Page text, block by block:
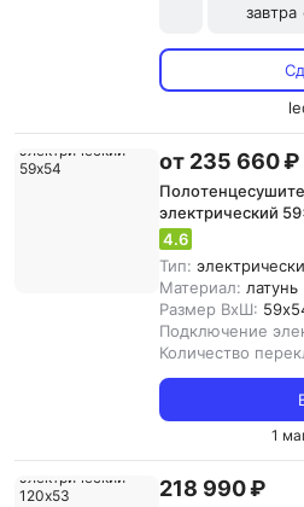
завтра
от 235 660 ₽
электрический
4.6
Тип:
Материал: латунь
Размер ВхШ:
Подключение
Количество
1
218 990 ₽